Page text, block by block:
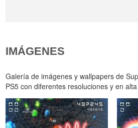
IMÁGENES
Galería de imágenes y wallpapers de
PS5 con diferentes resoluciones y en